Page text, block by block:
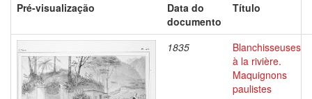
Pré-visualização
Data do
documento
Título
1835
Blanchisseuses
à la rivière.
Maquignons
paulistes